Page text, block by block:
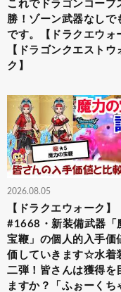
これでドラゴンコープ
勝！ゾーン武器なしで
です。【ドラクエウォ
【ドラゴンクエストウ
ク】
2026.08.05
【ドラクエウォーク】
#1668・新装備武器「
宝鞭」の個人的入手価
価していきます☆水着
二弾！皆さんは獲得を
ますか？「ふぉーくち